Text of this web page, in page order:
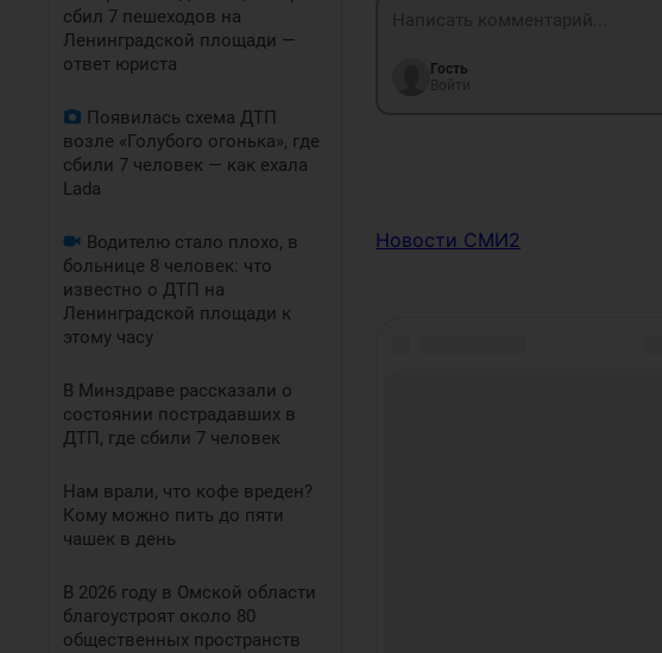
сбил 7 пешеходов на
Ленинградской площади —
ответ юриста
Появилась схема ДТП
возле «Голубого огонька», где
сбили 7 человек — как ехала
Lada
Водителю стало плохо, в
больнице 8 человек: что
известно о ДТП на
Ленинградской площади к
этому часу
В Минздраве рассказали о
состоянии пострадавших в
ДТП, где сбили 7 человек
Нам врали, что кофе вреден?
Кому можно пить до пяти
чашек в день
В 2026 году в Омской области
благоустроят около 80
общественных пространств
Гость
Войти
Новости СМИ2